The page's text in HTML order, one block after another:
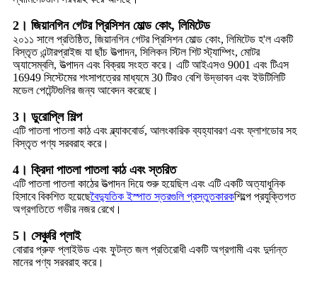
2। জিয়ানগিন গেটর প্রিসিশন মোল্ড কোং, লিমিটেড
২০১১ সালে প্রতিষ্ঠিত, জিয়ানগিন গেটর প্রিসিশন মোল্ড কোং, লিমিটেড হ'ল একটি
বিস্তৃত এন্টারপ্রাইজ যা ছাঁচ উত্পাদন, সিলিকন স্টিল শিট স্ট্যাম্পিং, মোটর
অ্যাসেম্বলি, উত্পাদন এবং বিক্রয় সংহত করে। এটি আইএসও 9001 এবং টিএস
16949 সিস্টেমের শংসাপত্রের মাধ্যমে 30 টিরও বেশি উদ্ভাবন এবং ইউটিলিটি
মডেল পেটেন্টগুলির জন্য আবেদন করেছে।
3। ডুরোপ্লি শিল্প
এটি পাতলা পাতলা কাঠ এবং ব্ল্যাকবোর্ড, আলংকারিক ব্যহ্যাবরণ এবং ফ্লাশডোর সহ
বিস্তৃত পণ্য সরবরাহ করে।
4। ক্রিদা পাতলা পাতলা কাঠ এবং স্তরিত
এটি পাতলা পাতলা কাঠের উত্পাদন দিয়ে শুরু হয়েছিল এবং এটি একটি অত্যাধুনিক
হিসাবে বিকশিত হয়েছেবৈদ্যুতিক ইস্পাত স্তরগুলি প্রস্তুতকারকশিল্পে প্রযুক্তিগত
অগ্রগতিতে গভীর নজর রেখে।
5। সেঞ্চুরি প্লাই
বোরার প্রুফ প্লাইউড এবং ফুটন্ত জল প্রতিরোধী একটি অগ্রগামী এবং দুর্দান্ত
মানের পণ্য সরবরাহ করে।